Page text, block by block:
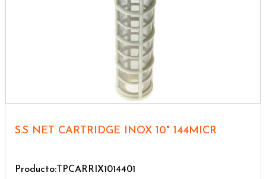
S.S NET CARTRIDGE INOX 10" 144MICR
Producto:TPCARRIX1014401